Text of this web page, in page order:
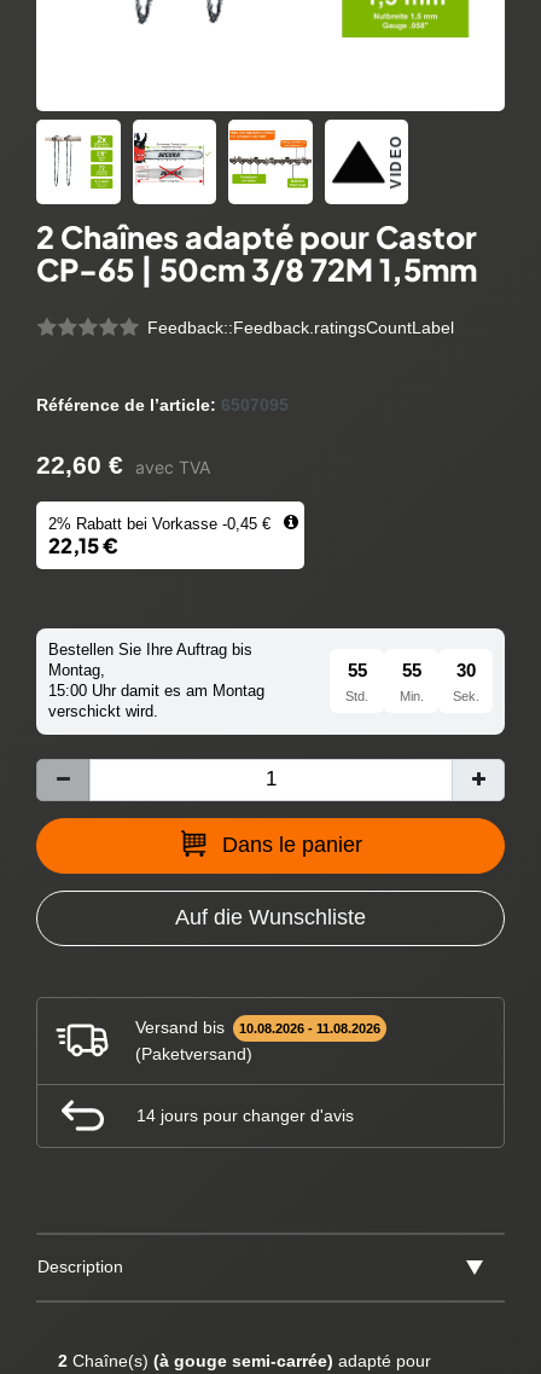
VIDEO
2 Chaînes adapté pour Castor
CP-65 | 50cm 3/8 72M 1,5mm
Feedback::Feedback.ratingsCountLabel
Référence de l’article: 6507095
22,60 € avec TVA
2% Rabatt bei Vorkasse -0,45 €
22,15 €
Bestellen Sie Ihre Auftrag bis
Montag,
15:00 Uhr damit es am Montag
verschickt wird.
55
Std.
55
Min.
29
Sek.
Dans le panier
Auf die Wunschliste
Versand bis 10.08.2026 - 11.08.2026
(Paketversand)
14 jours pour changer d'avis
Description
2Chaîne(s) (à gouge semi-carrée) adapté pour